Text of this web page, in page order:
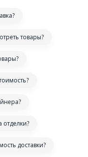
товары?
отделки?
доставки?